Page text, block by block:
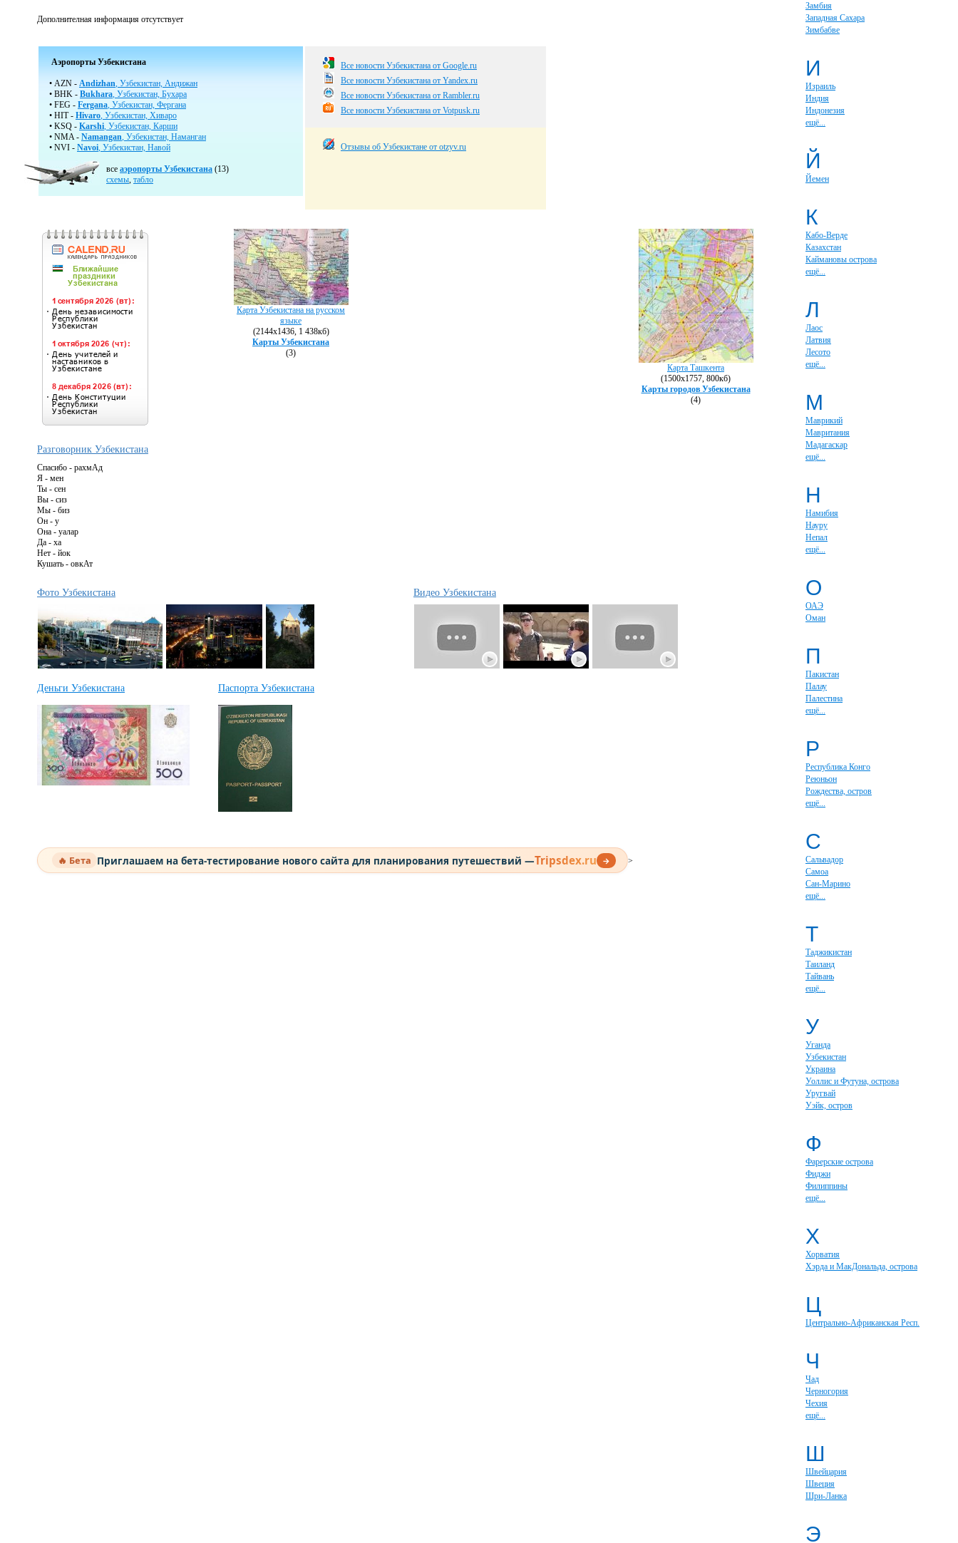
Дополнителная информация отсутствует
Аэропорты Узбекистана
• AZN - Andizhan, Узбекистан, Андижан
• BHK - Bukhara, Узбекистан, Бухара
• FEG - Fergana, Узбекистан, Фергана
• HIT - Hivaro, Узбекистан, Хиваро
• KSQ - Karshi, Узбекистан, Карши
• NMA - Namangan, Узбекистан, Наманган
• NVI - Navoi, Узбекистан, Навой
все аэропорты Узбекистана (13)
схемы, табло
Все новости Узбекистана от Google.ru
Все новости Узбекистана от Yandex.ru
Все новости Узбекистана от Rambler.ru
Все новости Узбекистана от Votpusk.ru
Отзывы об Узбекистане от otzyv.ru
Карта Узбекистана на русском
языке
(2144х1436, 1 438кб)
Карты Узбекистана
(3)
Карта Ташкента
(1500х1757, 800кб)
Карты городов Узбекистана
(4)
Разговорник Узбекистана
Спасибо - рахмАд
Я - мен
Ты - сен
Вы - сиз
Мы - биз
Он - у
Она - уалар
Да - ха
Нет - йок
Кушать - овкАт
Фото Узбекистана Видео Узбекистана
Деньги Узбекистана Паспорта Узбекистана
🔥 Бета Приглашаем на бета-тестирование нового сайта для планирования путешествий —Tripsdex.ru → >
Замбия
Западная Сахара
Зимбабве
И
Израиль
Индия
Индонезия
ещё...
Й
Йемен
К
Кабо-Верде
Казахстан
Каймановы острова
ещё...
Л
Лаос
Латвия
Лесото
ещё...
М
Маврикий
Мавритания
Мадагаскар
ещё...
Н
Намибия
Науру
Непал
ещё...
О
ОАЭ
Оман
П
Пакистан
Палау
Палестина
ещё...
Р
Республика Конго
Реюньон
Рождества, остров
ещё...
С
Сальвадор
Самоа
Сан-Марино
ещё...
Т
Таджикистан
Таиланд
Тайвань
ещё...
У
Уганда
Узбекистан
Украина
Уоллис и Футуна, острова
Уругвай
Уэйк, остров
Ф
Фарерские острова
Фиджи
Филиппины
ещё...
Х
Хорватия
Хэрда и МакДональда, острова
Ц
Центрально-Африканская Респ.
Ч
Чад
Черногория
Чехия
ещё...
Ш
Швейцария
Швеция
Шри-Ланка
Э